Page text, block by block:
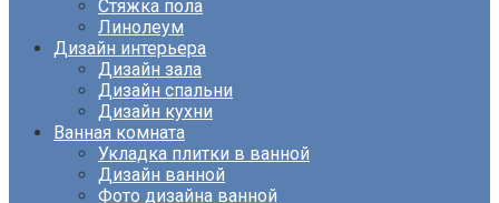
Стяжка пола
Линолеум
Дизайн интерьера
Дизайн зала
Дизайн спальни
Дизайн кухни
Ванная комната
Укладка плитки в ванной
Дизайн ванной
Фото дизайна ванной